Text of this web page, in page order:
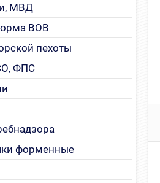
МВД
ВОВ
пехоты
ФПС
форменные